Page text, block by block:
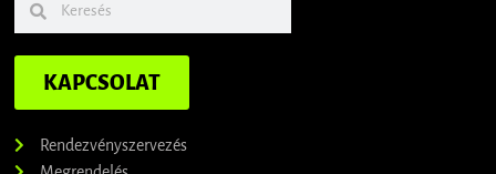
KAPCSOLAT
Rendezvényszervezés